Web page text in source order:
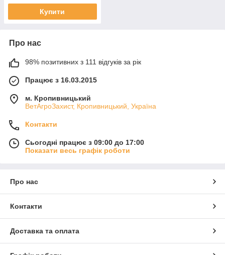
Купити
Про нас
98% позитивних з 111 відгуків за рік
Працює з 16.03.2015
м. Кропивницький
ВетАгроЗахист, Кропивницький, Україна
Контакти
Сьогодні працює з 09:00 до 17:00
Показати весь графік роботи
Про нас
Контакти
Доставка та оплата